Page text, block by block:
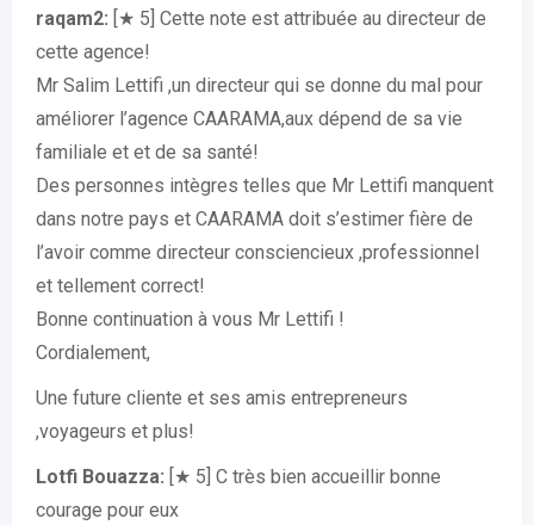
raqam2: [★ 5] Cette note est attribuée au directeur de
cette agence!
Mr Salim Lettifi ,un directeur qui se donne du mal pour
améliorer l’agence CAARAMA,aux dépend de sa vie
familiale et et de sa santé!
Des personnes intègres telles que Mr Lettifi manquent
dans notre pays et CAARAMA doit s’estimer fière de
l’avoir comme directeur consciencieux ,professionnel
et tellement correct!
Bonne continuation à vous Mr Lettifi !
Cordialement,
Une future cliente et ses amis entrepreneurs
,voyageurs et plus!
Lotfi Bouazza: [★ 5] C très bien accueillir bonne
courage pour eux